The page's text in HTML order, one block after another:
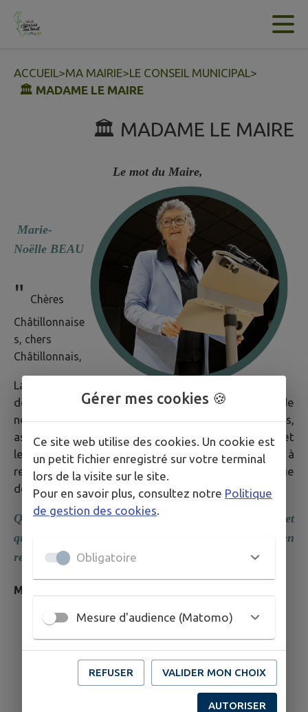
Contenu
ACCUEIL>MA MAIRIE>LE CONSEIL MUNICIPAL>
🏛️ MADAME LE MAIRE
🏛️ MADAME LE MAIRE
Le mot du Maire,
Marie-
Noëlle BEAU
"
Chères
Châtillonnaise
s, chers
Châtillonnais,
La richesse
de notre vie locale repose sur l'engagement de
nombreuses personnes : élus, bénévoles,
associations et agents communaux. Leur énergie et
leur dévouement contribuent chaque jour à
renforcer le lien social et à améliorer la qualité de vie
de chacun.
Que 2026 vous apportent bonheur, santé et sérénité, et
qu'elle soit pour notre commune une année riche en
rencontres et en projets, porteurs d'avenir.
Marie-Noëlle BEAU
Gérer mes cookies 🍪
Ce site web utilise des cookies. Un cookie est
un petit fichier enregistré sur votre terminal
lors de la visite sur le site.
Pour en savoir plus, consultez notre Politique
de gestion des cookies
Obligatoire
Mesure d'audience (Matomo)
REFUSER VALIDER MON CHOIX
AUTORISER